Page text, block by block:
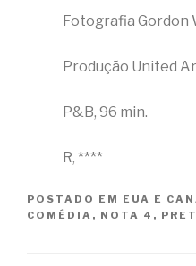
Fotografia Gordon
Produção United
P&B, 96 min.
R, ****
POSTADO EM EUA E
COMÉDIA , NOTA 4 ,